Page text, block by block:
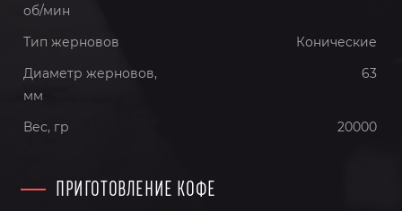
об/мин
Тип жерновов
Конические
Диаметр жерновов,
мм
63
Вес, гр 20000
ПРИГОТОВЛЕНИЕ КОФЕ